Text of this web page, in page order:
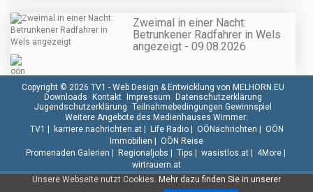
Zweimal in einer Nacht:
Betrunkener Radfahrer in Wels
angezeigt - 09.08.2026
Unsere Webseite nutzt Cookies. Mehr dazu finden Sie in unserer
Copyright © 2026 TV1 - Web Design & Entwicklung von MELHORN.EU
Downloads Kontakt Impressum Datenschutzerklärung
Jugendschutzerklärung Teilnahmebedingungen Gewinnspiel
Weitere Angebote des Medienhauses Wimmer:
TV1 | karriere.nachrichten.at| Life Radio| OÖNachrichten | OÖN
Immobilien | OÖN Reise
Promenaden Galerien | Regionaljobs | Tips | wasistlos.at| 4More|
wirtrauern.at